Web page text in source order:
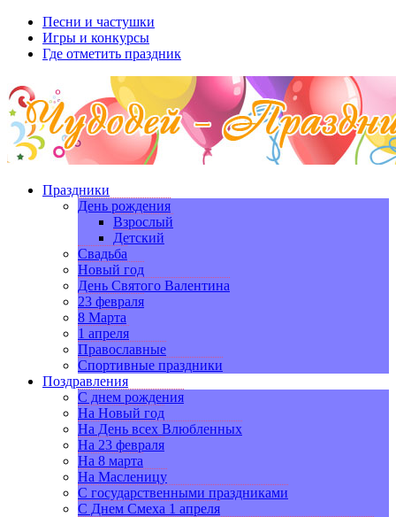
Песни и частушки
Игры и конкурсы
Где отметить праздник
Праздники
День рождения
Взрослый
Детский
Свадьба
Новый год
День Святого Валентина
23 февраля
8 Марта
1 апреля
Православные
Спортивные праздники
Поздравления
С днем рождения
На Новый год
На День всех Влюбленных
На 23 февраля
На 8 марта
На Масленицу
С государственными праздниками
С Днем Смеха 1 апреля